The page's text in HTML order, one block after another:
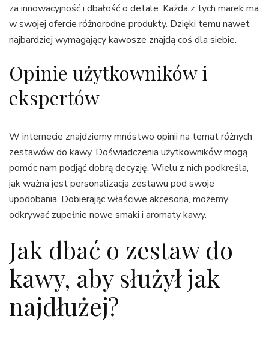
za innowacyjność i dbałość o detale. Każda z tych marek ma
w swojej ofercie różnorodne produkty. Dzięki temu nawet
najbardziej wymagający kawosze znajdą coś dla siebie.
Opinie użytkowników i
ekspertów
W internecie znajdziemy mnóstwo opinii na temat różnych
zestawów do kawy. Doświadczenia użytkowników mogą
pomóc nam podjąć dobrą decyzję. Wielu z nich podkreśla,
jak ważna jest personalizacja zestawu pod swoje
upodobania. Dobierając właściwe akcesoria, możemy
odkrywać zupełnie nowe smaki i aromaty kawy.
Jak dbać o zestaw do
kawy, aby służył jak
najdłużej?